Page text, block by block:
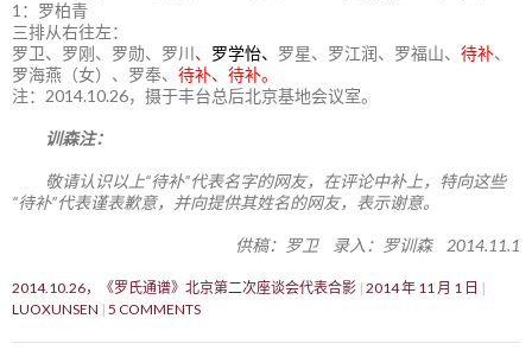
1：罗柏青
三排从右往左：
罗卫、罗刚、罗勋、罗川 、 罗学怡、 罗星、罗江润、罗福山、 待补、
罗海燕（女）、罗奉、 待补、待补。
注：2014.10.26，摄于丰台总后北京基地会议室。
训森注：
敬请认识以上“待补”代表名字的网友，在评论中补上，特向这些
“待补”代表谨表歉意，并向提供其姓名的网友，表示谢意。
供稿：罗卫 录入：罗训森 2014.11.1
2014.10.26，《罗氏通谱》北京第二次座谈会代表合影 2014 年 11 月 1 日
LUOXUNSEN 5 COMMENTS